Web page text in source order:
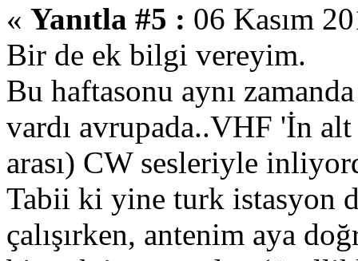
« Yanıtla #5 : 06 Kasım
Bir de ek bilgi vereyim.
Bu haftasonu aynı
vardı avrupada..VHF 'İn
arası) CW sesleriyle
Tabii ki yine turk istasyon
çalışırken, antenim aya